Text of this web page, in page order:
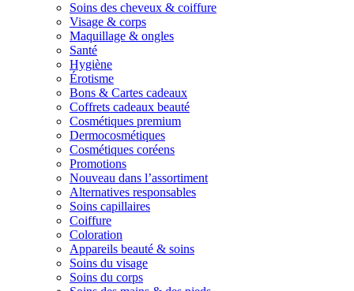
Soins des cheveux & coiffure
Visage & corps
Maquillage & ongles
Santé
Hygiène
Érotisme
Bons & Cartes cadeaux
Coffrets cadeaux beauté
Cosmétiques premium
Dermocosmétiques
Cosmétiques coréens
Promotions
Nouveau dans l’assortiment
Alternatives responsables
Soins capillaires
Coiffure
Coloration
Appareils beauté & soins
Soins du visage
Soins du corps